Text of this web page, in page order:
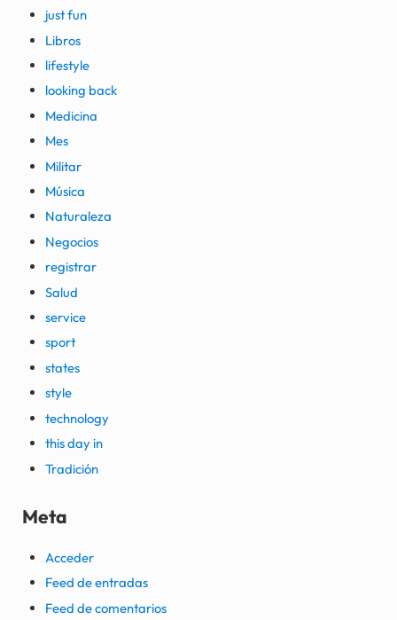
just fun
Libros
lifestyle
looking back
Medicina
Mes
Militar
Música
Naturaleza
Negocios
registrar
Salud
service
sport
states
style
technology
this day in
Tradición
Meta
Acceder
Feed de entradas
Feed de comentarios